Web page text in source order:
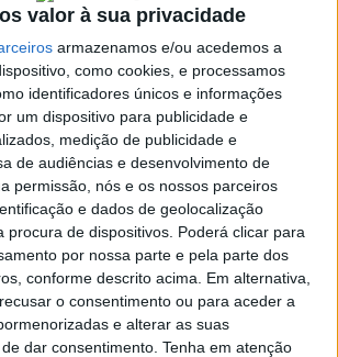
valor à sua privacidade
armazenamos e/ou acedemos a
como cookies, e processamos
identificadores únicos e informações
um dispositivo para publicidade e
medição de publicidade e
de audiências e desenvolvimento de
permissão, nós e os nossos parceiros
e dados de geolocalização
procura de dispositivos. Poderá clicar para
por nossa parte e pela parte dos
conforme descrito acima. Em alternativa,
o consentimento ou para aceder a
e alterar as suas
dar consentimento. Tenha em atenção
da Câmara
de Oliveira
pode
de €100